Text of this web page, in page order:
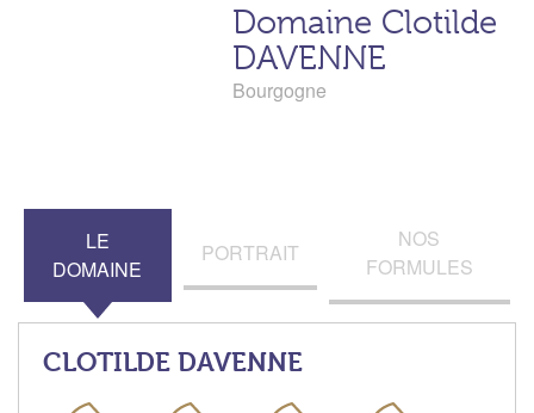
Domaine Clotilde
DAVENNE
Bourgogne
LE
DOMAINE
PORTRAIT
NOS
FORMULES
CLOTILDE DAVENNE